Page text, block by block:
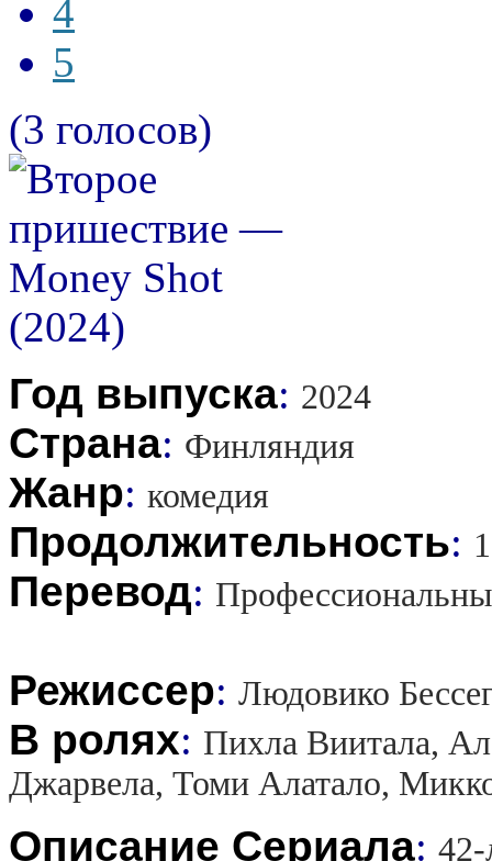
4
5
(3 голосов)
Год выпуска: 2024
Страна: Финляндия
Жанр: комедия
Продолжительность:
Перевод:
Режиссер: Людовико
В ролях: Пихла Виитала,
Джарвела, Томи Алатало,
Описание Сериала: